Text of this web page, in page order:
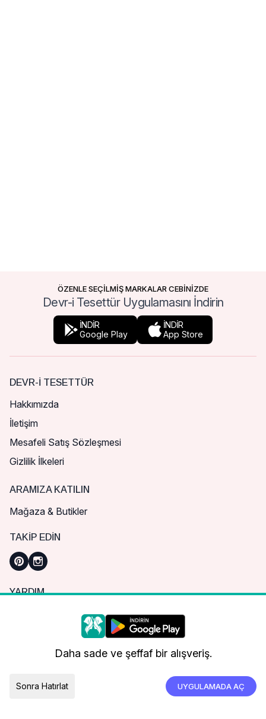
ÖZENLE SEÇİLMİŞ MARKALAR CEBİNİZDE
Devr-i Tesettür Uygulamasını İndirin
İNDİR
Google Play
İNDİR
App Store
DEVR-I TESETTÜR
Hakkımızda
İletişim
Mesafeli Satış Sözleşmesi
Gizlilik İlkeleri
ARAMIZA KATILIN
Mağaza & Butikler
TAKIP EDIN
YARDIM
Sık Sorulan Sorular
Nasıl Sipariş Verebilirim?
Kargo ve Teslimat
Daha iyi bir alışveriş deneyimi için çerezleri
kullanıyoruz.
Daha sade ve şeffaf bir alışveriş.
Sonra Hatırlat UYGULAMADA AÇ